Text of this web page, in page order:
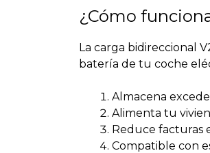
¿Cómo
La carga bidireccional
batería de tu coche
Almacena
Alimenta tu
Reduce facturas
Compatible con